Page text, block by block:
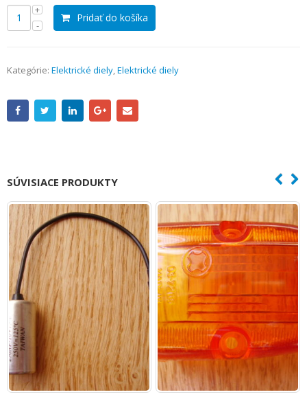
Pridať do košíka
Kategórie: Elektrické diely,Elektrické diely
SÚVISIACE PRODUKTY